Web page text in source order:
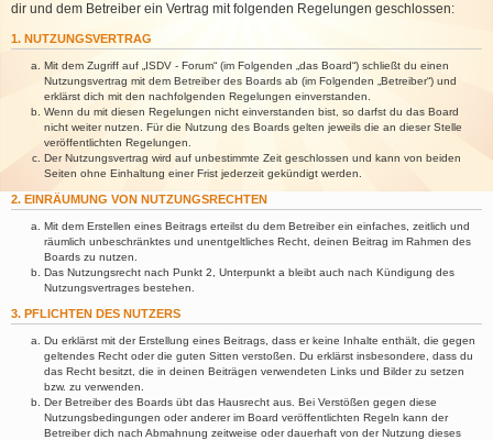
dir und dem Betreiber ein Vertrag mit folgenden Regelungen geschlossen:
1. NUTZUNGSVERTRAG
Mit dem Zugriff auf „ISDV - Forum“ (im Folgenden „das Board“) schließt du einen
Nutzungsvertrag mit dem Betreiber des Boards ab (im Folgenden „Betreiber“) und
erklärst dich mit den nachfolgenden Regelungen einverstanden.
Wenn du mit diesen Regelungen nicht einverstanden bist, so darfst du das Board
nicht weiter nutzen. Für die Nutzung des Boards gelten jeweils die an dieser Stelle
veröffentlichten Regelungen.
Der Nutzungsvertrag wird auf unbestimmte Zeit geschlossen und kann von beiden
Seiten ohne Einhaltung einer Frist jederzeit gekündigt werden.
2. EINRÄUMUNG VON NUTZUNGSRECHTEN
Mit dem Erstellen eines Beitrags erteilst du dem Betreiber ein einfaches, zeitlich und
räumlich unbeschränktes und unentgeltliches Recht, deinen Beitrag im Rahmen des
Boards zu nutzen.
Das Nutzungsrecht nach Punkt 2, Unterpunkt a bleibt auch nach Kündigung des
Nutzungsvertrages bestehen.
3. PFLICHTEN DES NUTZERS
Du erklärst mit der Erstellung eines Beitrags, dass er keine Inhalte enthält, die gegen
geltendes Recht oder die guten Sitten verstoßen. Du erklärst insbesondere, dass du
das Recht besitzt, die in deinen Beiträgen verwendeten Links und Bilder zu setzen
bzw. zu verwenden.
Der Betreiber des Boards übt das Hausrecht aus. Bei Verstößen gegen diese
Nutzungsbedingungen oder anderer im Board veröffentlichten Regeln kann der
Betreiber dich nach Abmahnung zeitweise oder dauerhaft von der Nutzung dieses